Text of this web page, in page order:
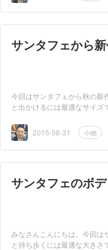
サンタフェから
今回はサンタフェから秋の新
と出かけるには最適なサイズ
2015-08-31 小物
サンタフェのボ
みなさんこんにちは。今回は
と持ち歩くには最適な大きさ